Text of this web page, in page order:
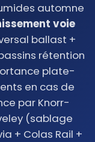
automne
voie
ballast +
rétention
plate-
en cas de
par Knorr-
(sablage
+ Colas Rail +